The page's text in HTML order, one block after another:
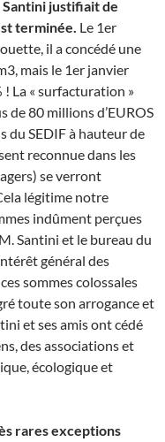
Santini justifiait de
terminée. Le 1er
il a concédé une
mais le 1er janvier
! La « surfacturation »
de 80 millions d’EUROS
du SEDIF à hauteur de
reconnue dans les
se verront
légitime notre
indûment perçues
Santini et le bureau du
général des
sommes colossales
toute son arrogance et
et ses amis ont cédé
des associations et
écologique et
rares exceptions